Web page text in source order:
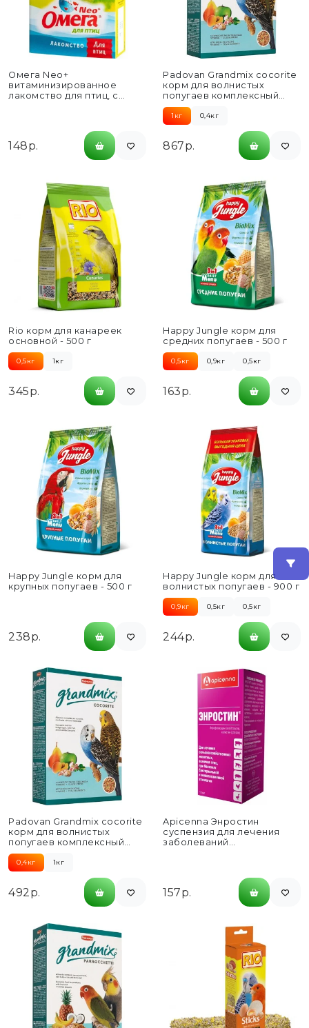
Омега Neo+
витаминизированное
лакомство для птиц, с
148р.
Padovan Grandmix cocorite
корм для волнистых
попугаев комплексный
основной - 1 кг
1кг 0,4кг
867р.
Rio корм для канареек
основной - 500 г
0,5кг 1кг
345р.
Happy Jungle корм для
средних попугаев - 500 г
0,5кг 0,9кг 0,5кг
163р.
Happy Jungle корм для
крупных попугаев - 500 г
238р.
Happy Jungle корм для
волнистых попугаев - 900 г
0,9кг 0,5кг 0,5кг
244р.
Padovan Grandmix cocorite
корм для волнистых
попугаев комплексный
основной - 400 г
0,4кг 1кг
492р.
Apicenna Энростин
суспензия для лечения
заболеваний
сельскохозяйственных...
157р.